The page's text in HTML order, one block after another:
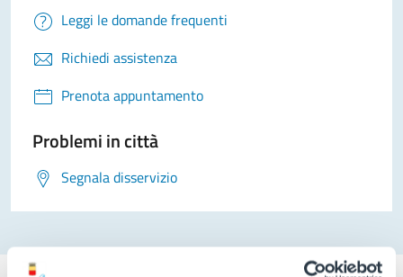
Leggi le domande frequenti
Richiedi assistenza
Prenota appuntamento
Problemi in città
Segnala disservizio